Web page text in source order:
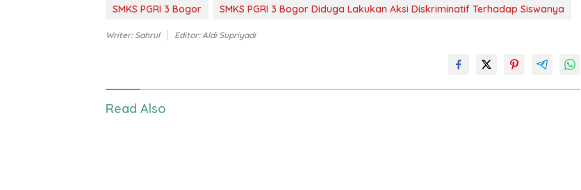
SMKS PGRI 3 Bogor
SMKS PGRI 3 Bogor Diduga Lakukan Aksi Diskriminatif Terhadap Siswanya
Writer: Sahrul Editor: Aldi Supriyadi
Read Also